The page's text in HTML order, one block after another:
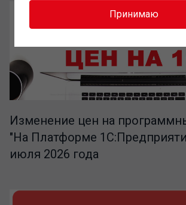
Изменение цен на
"На Платформе
июля 2026 года
Принимаю